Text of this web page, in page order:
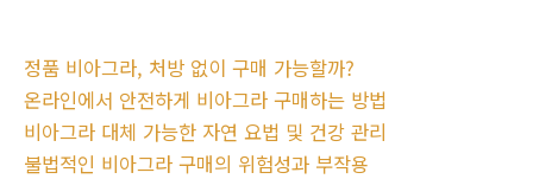
정품 비아그라, 처방 없이 구매 가능할까?
온라인에서 안전하게 비아그라 구매하는 방법
비아그라 대체 가능한 자연 요법 및 건강 관리
불법적인 비아그라 구매의 위험성과 부작용